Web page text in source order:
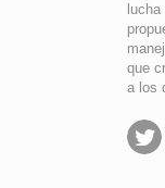
que
a los